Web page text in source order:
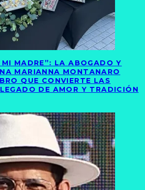
MADRE”: LA ABOGADO Y
MARIANNA MONTANARO
QUE CONVIERTE LAS
DE AMOR Y TRADICIÓN